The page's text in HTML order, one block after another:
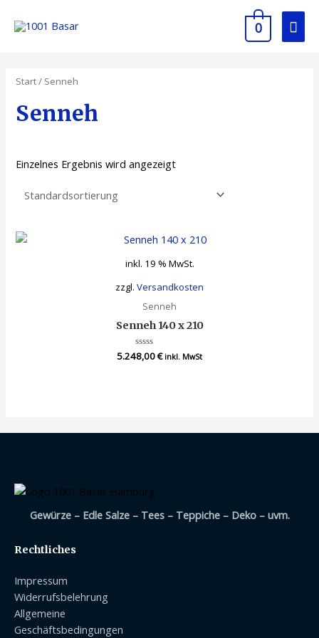
Inhalt
0
Start/ Senneh
Senneh
Einzelnes Ergebnis wird angezeigt
inkl. 19 % MwSt.
zzgl. Versandkosten
Senneh
Senneh 140 x 210
Bewertet
mit
5.248,00€ inkl. MwSt
Gewürze – Edle Salze – Tees – Teppiche – Deko – uvm.
Rechtliches
Impressum
Widerrufsbelehrung
Allgemeine
Geschäftsbedingungen